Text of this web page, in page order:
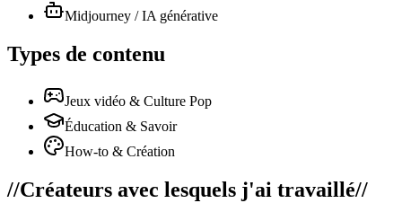
Midjourney / IA générative
Types de contenu
Jeux vidéo & Culture Pop
Éducation & Savoir
How-to & Création
//Créateurs avec lesquels j'ai travaillé//